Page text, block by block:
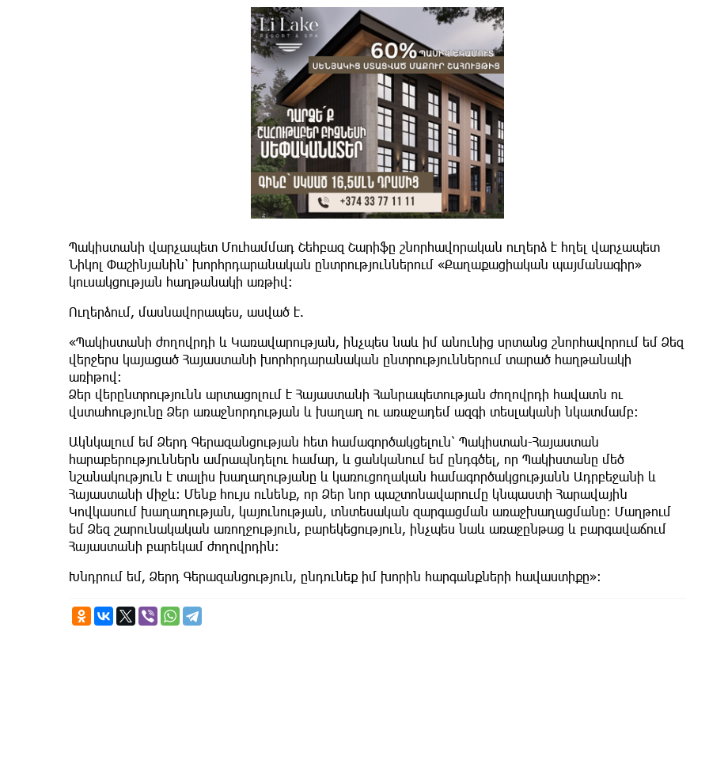
Պակիստանի վարչապետ Մուհամմադ Շեհբազ Շարիֆը շնորհավորական ուղերձ է հղել վարչապետ
Նիկոլ Փաշինյանին՝ խորհրդարանական ընտրություններում «Քաղաքացիական պայմանագիր»
կուսակցության հաղթանակի առթիվ:
Ուղերձում, մասնավորապես, ասված է.
«Պակիստանի ժողովրդի և Կառավարության, ինչպես նաև իմ անունից սրտանց շնորհավորում եմ Ձեզ
վերջերս կայացած Հայաստանի խորհրդարանական ընտրություններում տարած հաղթանակի
առիթով։
Ձեր վերընտրությունն արտացոլում է Հայաստանի Հանրապետության ժողովրդի հավատն ու
վստահությունը Ձեր առաջնորդության և խաղաղ ու առաջադեմ ազգի տեսլականի նկատմամբ։
Ակնկալում եմ Ձերդ Գերազանցության հետ համագործակցելուն՝ Պակիստան-Հայաստան
հարաբերություններն ամրապնդելու համար, և ցանկանում եմ ընդգծել, որ Պակիստանը մեծ
նշանակություն է տալիս խաղաղությանը և կառուցողական համագործակցությանն Ադրբեջանի և
Հայաստանի միջև։ Մենք հույս ունենք, որ Ձեր նոր պաշտոնավարումը կնպաստի Հարավային
Կովկասում խաղաղության, կայունության, տնտեսական զարգացման առաջխաղացմանը։ Մաղթում
եմ Ձեզ շարունակական առողջություն, բարեկեցություն, ինչպես նաև առաջընթաց և բարգավաճում
Հայաստանի բարեկամ ժողովրդին։
Խնդրում եմ, Ձերդ Գերազանցություն, ընդունեք իմ խորին հարգանքների հավաստիքը»: